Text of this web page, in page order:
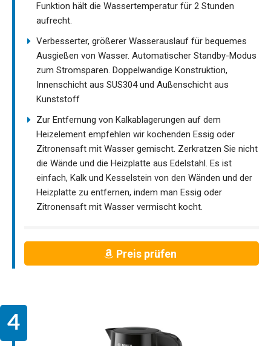
Funktion hält die Wassertemperatur für 2 Stunden
aufrecht.
Verbesserter, größerer Wasserauslauf für bequemes
Ausgießen von Wasser. Automatischer Standby-Modus
zum Stromsparen. Doppelwandige Konstruktion,
Innenschicht aus SUS304 und Außenschicht aus
Kunststoff
Zur Entfernung von Kalkablagerungen auf dem
Heizelement empfehlen wir kochenden Essig oder
Zitronensaft mit Wasser gemischt. Zerkratzen Sie nicht
die Wände und die Heizplatte aus Edelstahl. Es ist
einfach, Kalk und Kesselstein von den Wänden und der
Heizplatte zu entfernen, indem man Essig oder
Zitronensaft mit Wasser vermischt kocht.
Preis prüfen